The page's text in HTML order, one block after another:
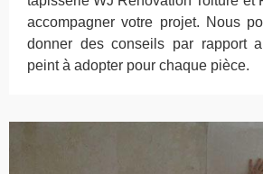
accompagner votre projet. Nous
donner des conseils par rapport
peint à adopter pour chaque pièce.